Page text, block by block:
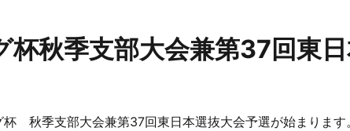
杯秋季支部大会兼第37回東
秋季支部大会兼第37回東日本選抜大会予選が始まりま